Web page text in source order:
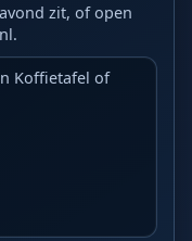
zit, of open
Koffietafel of